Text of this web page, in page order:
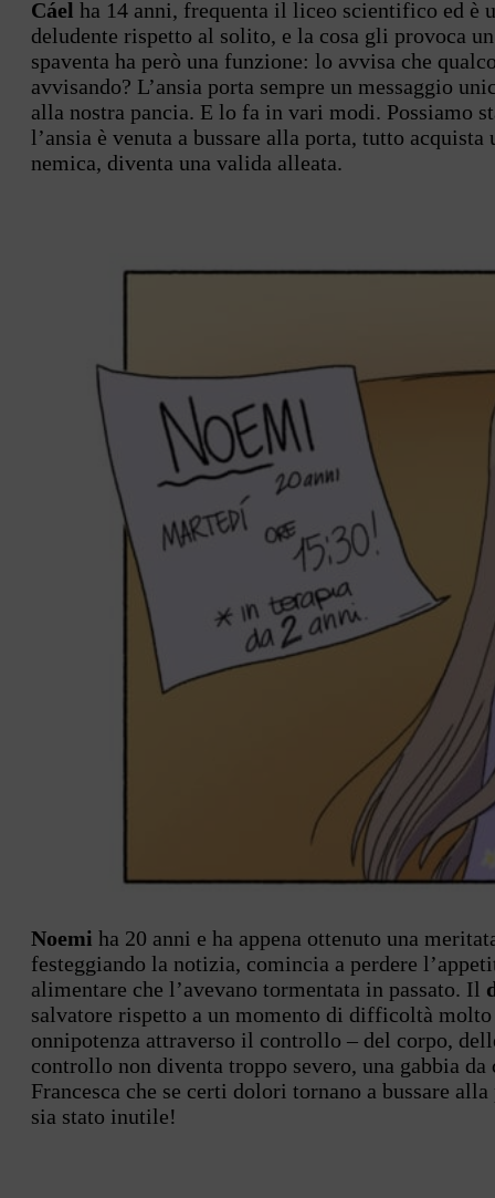
Cáel ha 14 anni, frequenta il liceo scientifico ed è
deludente rispetto al solito, e la cosa gli provoca
spaventa ha però una funzione: lo avvisa che
avvisando? L’ansia porta sempre un messaggio
alla nostra pancia. E lo fa in vari modi. Possiamo
l’ansia è venuta a bussare alla porta, tutto
nemica, diventa una valida alleata.
Noemi ha 20 anni e ha appena ottenuto una
festeggiando la notizia, comincia a perdere
alimentare che l’avevano tormentata in passato. Il
salvatore rispetto a un momento di difficoltà
onnipotenza attraverso il controllo – del corpo,
controllo non diventa troppo severo, una gabbia
Francesca che se certi dolori tornano a bussare
sia stato inutile!